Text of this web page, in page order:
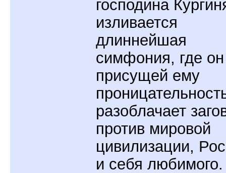
господина
изливается
длиннейшая
симфония, где
присущей ему
разоблачает
против мировой
цивилизации,
и себя любимого.